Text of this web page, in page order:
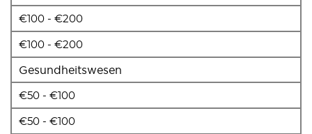
€100 - €200
€100 - €200
Gesundheitswesen
€50 - €100
€50 - €100